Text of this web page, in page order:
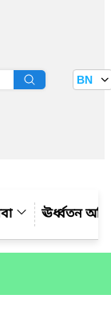
BN
ঊর্ধ্বতন